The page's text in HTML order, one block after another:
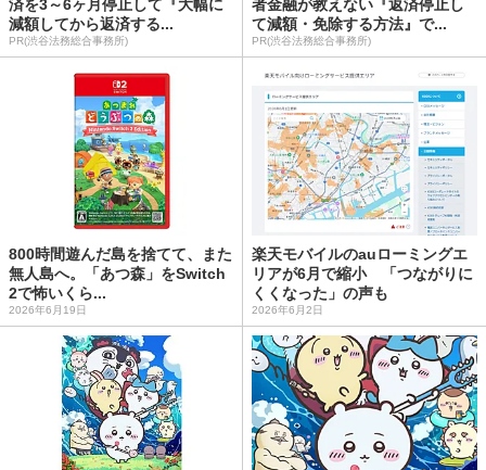
済を3～6ヶ月停止して『大幅に
減額してから返済する...
PR(渋谷法務総合事務所)
者金融が教えない『返済停止し
て減額・免除する方法』で...
PR(渋谷法務総合事務所)
800時間遊んだ島を捨てて、また
無人島へ。「あつ森」をSwitch
2で怖いくら...
2026年6月19日
楽天モバイルのauローミングエ
リアが6月で縮小 「つながりに
くくなった」の声も
2026年6月2日